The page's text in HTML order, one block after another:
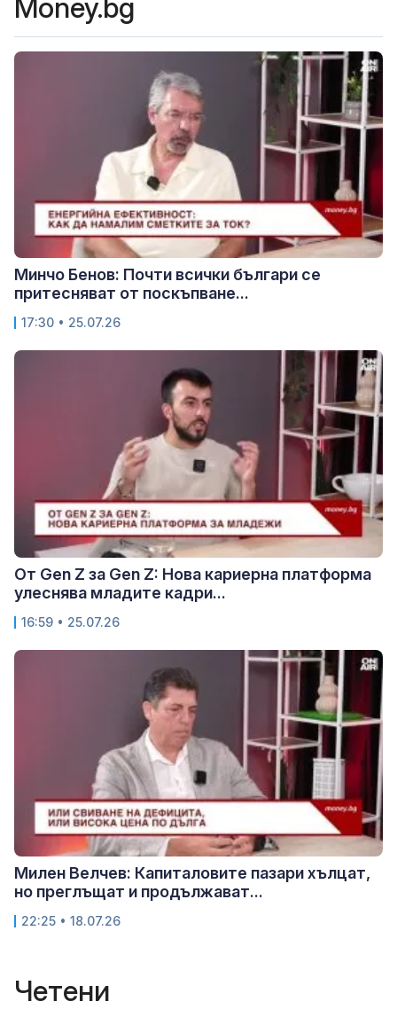
Money.bg
Минчо Бенов: Почти всички българи се
притесняват от поскъпване...
17:30 • 25.07.26
От Gen Z за Gen Z: Нова кариерна платформа
улеснява младите кадри...
16:59 • 25.07.26
Милен Велчев: Капиталовите пазари хълцат,
но преглъщат и продължават...
22:25 • 18.07.26
Четени